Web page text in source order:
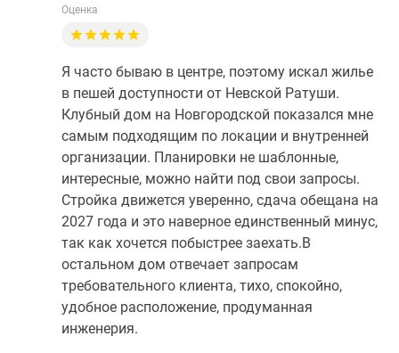
Оценка
Я часто бываю в центре, поэтому искал жилье
в пешей доступности от Невской Ратуши.
Клубный дом на Новгородской показался мне
самым подходящим по локации и внутренней
организации. Планировки не шаблонные,
интересные, можно найти под свои запросы.
Стройка движется уверенно, сдача обещана на
2027 года и это наверное единственный минус,
так как хочется побыстрее заехать.В
остальном дом отвечает запросам
требовательного клиента, тихо, спокойно,
удобное расположение, продуманная
инженерия.